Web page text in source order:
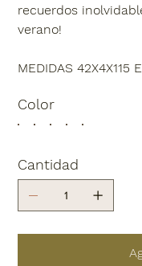
recuerdos
verano!
MEDIDAS 42X4X115
Color
Cantidad